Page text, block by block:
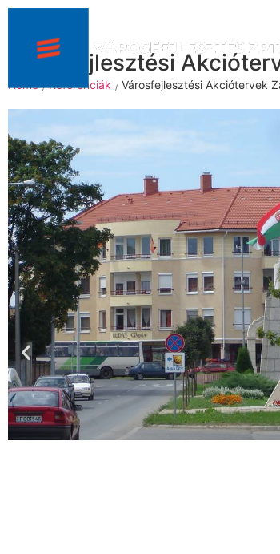
Városfejlesztési
Home / Referenciák / Városfejlesztési Akciótervek